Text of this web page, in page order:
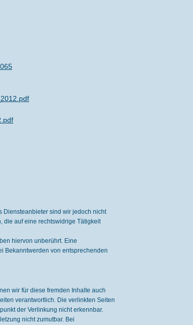
Diensteanbieter sind wir jedoch nicht
die auf eine rechtswidrige Tätigkeit
hiervon unberührt. Eine
Bekanntwerden von entsprechenden
wir für diese fremden Inhalte auch
verantwortlich. Die verlinkten Seiten
der Verlinkung nicht erkennbar.
nicht zumutbar. Bei